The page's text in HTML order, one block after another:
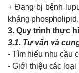
+ Đang bị bệnh
kháng phospholipid.
3. Quy trình thực
3.1. Tư vấn và
- Tìm hiểu nhu cầu
- Giới thiệu các